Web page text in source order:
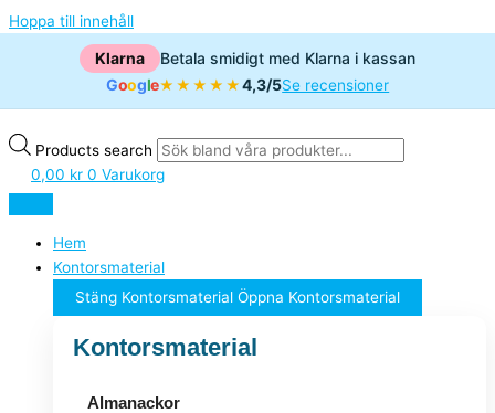
Hoppa till innehåll
Klarna
Betala smidigt med Klarna i kassan
Google★★★★★4,3/5Se recensioner
Products search
0,00 kr 0 Varukorg
Hem
Kontorsmaterial
Stäng Kontorsmaterial Öppna Kontorsmaterial
Kontorsmaterial
Almanackor